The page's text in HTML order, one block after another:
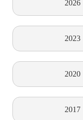
2026
2023
2020
2017